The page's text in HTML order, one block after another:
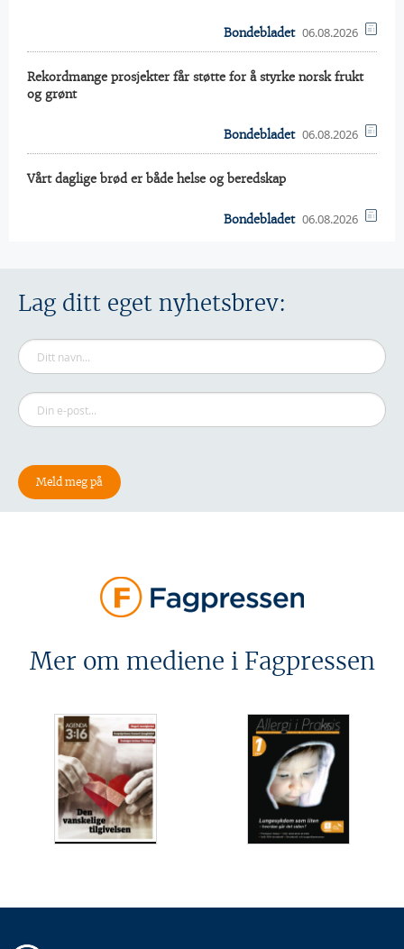
Bondebladet 06.08.2026
Rekordmange prosjekter får støtte for å styrke norsk frukt
og grønt
Bondebladet 06.08.2026
Vårt daglige brød er både helse og beredskap
Bondebladet 06.08.2026
Lag ditt eget nyhetsbrev:
Mer om mediene i Fagpressen